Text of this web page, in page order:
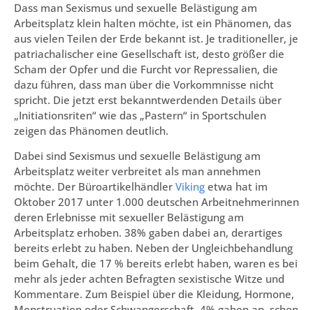
Dass man Sexismus und sexuelle Belästigung am
Arbeitsplatz klein halten möchte, ist ein Phänomen, das
aus vielen Teilen der Erde bekannt ist. Je traditioneller, je
patriachalischer eine Gesellschaft ist, desto größer die
Scham der Opfer und die Furcht vor Repressalien, die
dazu führen, dass man über die Vorkommnisse nicht
spricht. Die jetzt erst bekanntwerdenden Details über
„Initiationsriten“ wie das „Pastern“ in Sportschulen
zeigen das Phänomen deutlich.
Dabei sind Sexismus und sexuelle Belästigung am
Arbeitsplatz weiter verbreitet als man annehmen
möchte. Der Büroartikelhändler Viking etwa hat im
Oktober 2017 unter 1.000 deutschen Arbeitnehmerinnen
deren Erlebnisse mit sexueller Belästigung am
Arbeitsplatz erhoben. 38% gaben dabei an, derartiges
bereits erlebt zu haben. Neben der Ungleichbehandlung
beim Gehalt, die 17 % bereits erlebt haben, waren es bei
mehr als jeder achten Befragten sexistische Witze und
Kommentare. Zum Beispiel über die Kleidung, Hormone,